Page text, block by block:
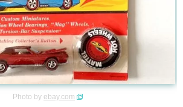
Photo by ebay.com